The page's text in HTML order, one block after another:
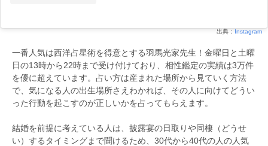
出典： Instagram
一番人気は西洋占星術を得意とする羽馬光家先生！金曜日と土曜
日の13時から22時まで受け付けており、相性鑑定の実績は3万件
を優に超えています。占い方は産まれた場所から見ていく方法
で、気になる人の出生場所さえわかれば、その人に向けてどうい
った行動を起こすのが正しいかを占ってもらえます。
結婚を前提に考えている人は、披露宴の日取りや同棲（どうせ
い）するタイミングまで聞けるため、30代から40代の人の人気